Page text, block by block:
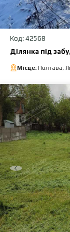
Код: 42568
Ділянка під
Місце: Полтава,